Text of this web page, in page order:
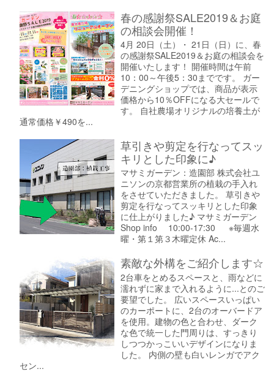
春の感謝祭SALE2019＆お庭
の相談会開催！
4月 20日（土）・ 21日（日）に、春
の感謝祭SALE2019＆お庭の相談会を
開催いたします！ 開催時間は午前
10：00～午後5：30までです。 ガー
デニングショップでは、商品が表示
価格から10％OFFになる大セールで
す。 自社農場オリジナルの培養土が
通常価格￥490を...
草引きや剪定を行なってスッ
キリとした印象に♪
マサミガーデン：造園部 株式会社ユ
ニソンの京都営業所の植栽の手入れ
をさせていただきました。 草引きや
剪定を行なってスッキリとした印象
に仕上がりました♪ マサミガーデン
Shop info 10:00-17:30 ※毎週水
曜・第１第３木曜定休 Ac...
素敵な外構をご紹介します☆
2台車をとめるスペースと、雨などに
濡れずに家まで入れるように...とのご
要望でした。 広いスペースいっぱい
のカーポートに、2台のオーバードア
を使用。建物の色と合わせ、ダーク
な色で統一した門周りは、すっきり
しつつかっこいいデザインになりま
した。 内側の壁も白いレンガでアク
セン...